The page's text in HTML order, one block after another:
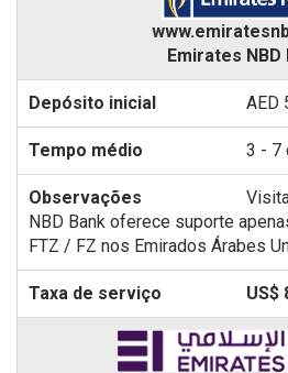
Emirates NBD
AED
3 - 7
NBD Bank oferece suporte
FTZ / FZ nos Emirados Árabes
US$